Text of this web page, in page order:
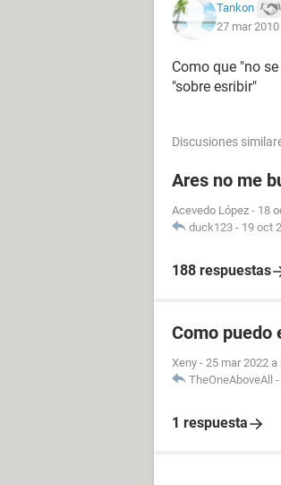
Tankon
27 mar
Como que "no
"sobre esribir"
Discusiones
Ares no me
Acevedo López - 18
duck123 - 19 oct
188 respuestas
Como puedo
Xeny - 25 mar 2022 a
TheOneAboveAll -
1 respuesta